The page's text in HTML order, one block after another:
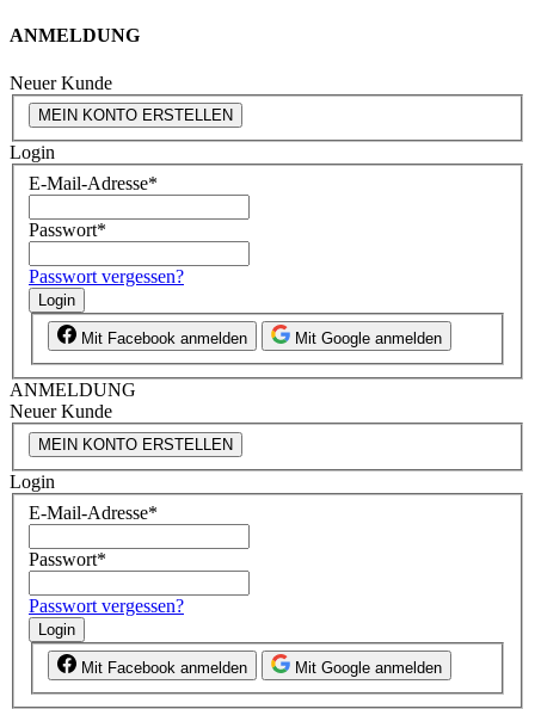
ANMELDUNG
Neuer Kunde
MEIN KONTO ERSTELLEN
Login
E-Mail-Adresse*
Passwort*
Passwort vergessen?
Login
Mit Facebook anmelden Mit Google anmelden
ANMELDUNG
Neuer Kunde
MEIN KONTO ERSTELLEN
Login
E-Mail-Adresse*
Passwort*
Passwort vergessen?
Login
Mit Facebook anmelden Mit Google anmelden